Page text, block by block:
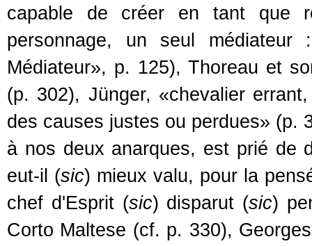
capable de créer en tant que
personnage, un seul
Médiateur», p. 125), Thoreau et
(p. 302), Jünger, «chevalier
des causes justes ou perdues» (p.
à nos deux anarques, est prié de
eut-il (sic) mieux valu, pour la
chef d'Esprit (sic) disparut (sic)
Corto Maltese (cf. p. 330),